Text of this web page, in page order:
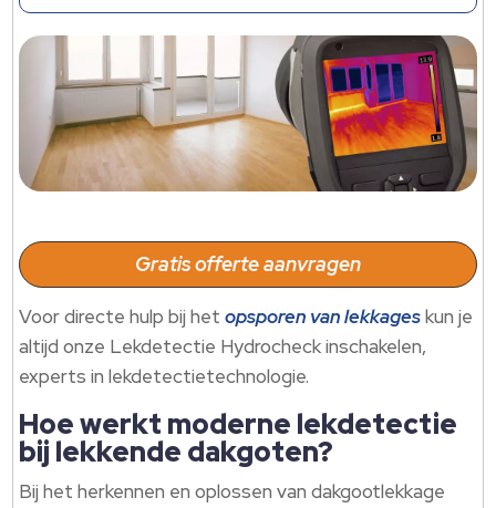
Gratis offerte aanvragen
Voor directe hulp bij hetopsporen van lekkageskun je
altijd onze Lekdetectie Hydrocheck inschakelen,
experts in lekdetectietechnologie.
Hoe werkt moderne lekdetectie
bij lekkende dakgoten?
Bij het herkennen en oplossen van dakgootlekkage